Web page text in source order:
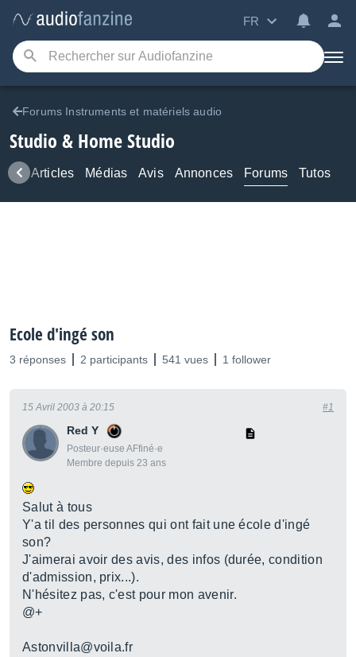
FR
Forums Instruments et matériels audio
Studio & Home Studio
Articles Médias Avis Annonces Forums Tutos
Ecole d'ingé son
3 réponses 2 participants 541 vues 1 follower
Red Y
Posteur·euse AFfiné·e
Membre depuis 23 ans
15 Avril 2003 à 20:15 #1
Salut à tous
Y'a til des personnes qui ont fait une école d'ingé
son?
J'aimerai avoir des avis, des infos (durée, condition
d'admission, prix...).
N'hésitez pas, c'est pour mon avenir.
@+
Astonvilla@voila.fr